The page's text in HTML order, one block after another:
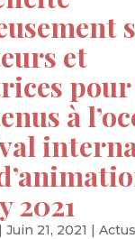
et
pour
à
2021
| Juin 21, 2021 |